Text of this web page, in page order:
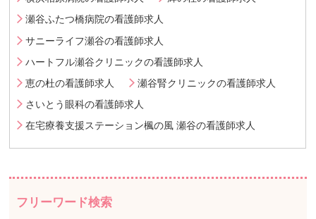
瀬谷ふたつ橋病院の看護師求人
サニーライフ瀬谷の看護師求人
ハートフル瀬谷クリニックの看護師求人
恵の杜の看護師求人
瀬谷腎クリニックの看護師求人
さいとう眼科の看護師求人
在宅療養支援ステーション楓の風 瀬谷の看護師求人
フリーワード検索